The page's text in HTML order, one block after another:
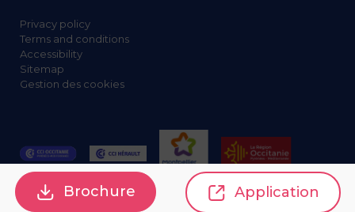
Privacy policy
Terms and conditions
Accessibility
Sitemap
Gestion des cookies
Brochure Application